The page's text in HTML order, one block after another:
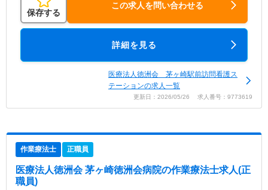
保存する
この求人を問い合わせる
詳細を見る
医療法人徳洲会 茅ヶ崎駅前訪問看護ス
テーションの求人一覧
更新日：2026/05/26 求人番号：9773619
作業療法士 正職員
医療法人徳洲会 茅ヶ崎徳洲会病院の作業療法士求人(正
職員)